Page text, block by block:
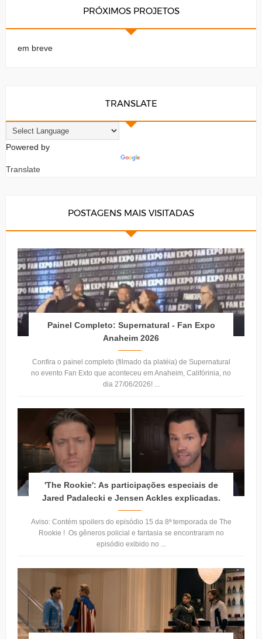
PRÓXIMOS PROJETOS
em breve
TRANSLATE
Powered by
Translate
POSTAGENS MAIS VISITADAS
Painel Completo: Supernatural - Fan Expo
Anaheim 2026
Confira o painel completo (filmado da platéia) de Supernatural
no evento Fan Exto que aconteceu em Anaheim, Califórinia, no
dia 27/06/2026! ...
'The Rookie': As participações especiais de
Jared Padalecki e Jensen Ackles explicadas.
Aviso: Contém spoilers do episódio 15 da 8ª temporada de The
Rookie ! Os gêneros policial e fantasia se encontraram no
episódio exibido no ...